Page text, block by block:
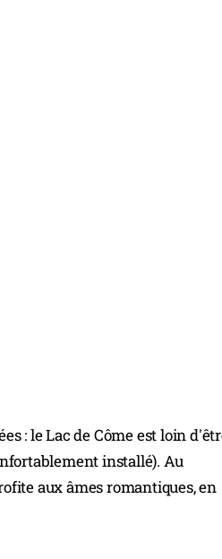
: le Lac de Côme est loin
installé). Au
aux âmes romantiques, en